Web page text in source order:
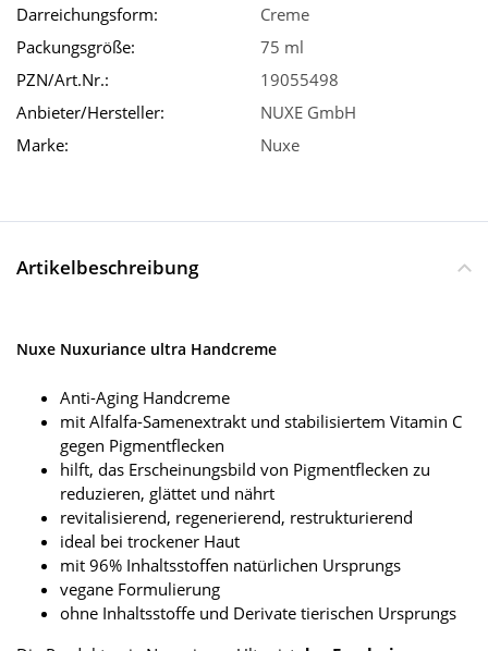
Darreichungsform:
Creme
Packungsgröße:
75 ml
PZN/Art.Nr.:
19055498
Anbieter/Hersteller:
NUXE GmbH
Marke:
Nuxe
Artikelbeschreibung
Nuxe Nuxuriance ultra Handcreme
Anti-Aging Handcreme
mit Alfalfa-Samenextrakt und stabilisiertem Vitamin C
gegen Pigmentflecken
hilft, das Erscheinungsbild von Pigmentflecken zu
reduzieren, glättet und nährt
revitalisierend, regenerierend, restrukturierend
ideal bei trockener Haut
mit 96% Inhaltsstoffen natürlichen Ursprungs
vegane Formulierung
ohne Inhaltsstoffe und Derivate tierischen Ursprungs